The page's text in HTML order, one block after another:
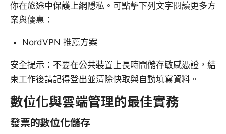
你在旅途中保護上網隱私。可點擊下列文字閱讀更多方
案與優惠：
NordVPN 推薦方案
安全提示：不要在公共裝置上長時間儲存敏感憑證，結
束工作後請記得登出並清除快取與自動填寫資料。
數位化與雲端管理的最佳實務
發票的數位化儲存